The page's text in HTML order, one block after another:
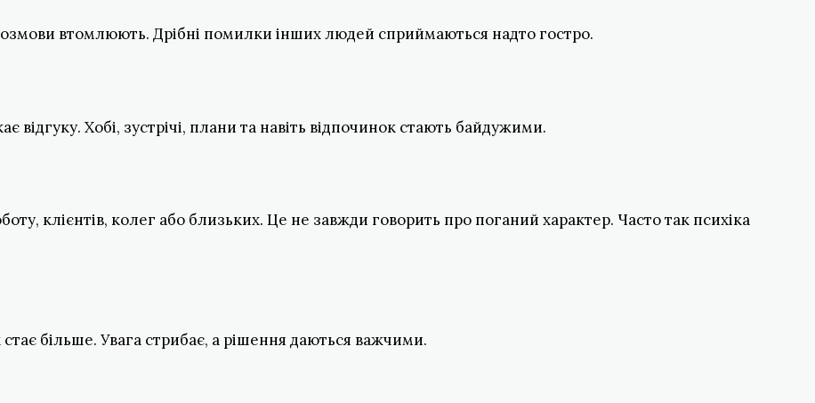
втомлюють. Дрібні помилки інших людей сприймаються надто гостро.
Хобі, зустрічі, плани та навіть відпочинок стають байдужими.
клієнтів, колег або близьких. Це не завжди говорить про поганий характер. Часто так психіка
більше. Увага стрибає, а рішення даються важчими.